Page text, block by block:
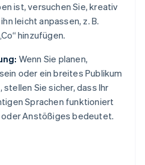
ist, versuchen Sie, kreativ
leicht anpassen, z. B.
hinzufügen.
Wenn Sie planen,
oder ein breites Publikum
Sie sicher, dass Ihr
Sprachen funktioniert
Anstößiges bedeutet.